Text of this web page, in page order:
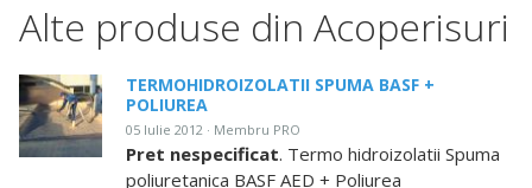
Alte produse din Acoperisuri
TERMOHIDROIZOLATII SPUMA BASF +
POLIUREA
05 Iulie 2012 · Membru PRO
Pret nespecificat. Termo hidroizolatii Spuma
poliuretanica BASF AED + Poliurea